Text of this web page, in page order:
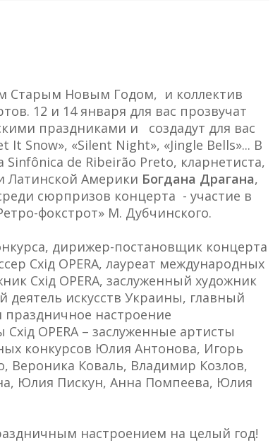
Старым Новым Годом, и коллектив
12 и 14 января для вас прозвучат
праздниками и создадут для вас
Snow», «Silent Night», «Jingle Bells»... В
de Ribeirão Preto, кларнетиста,
Латинской Америки Богдана Драгана,
сюрпризов концерта - участие в
фокстрот» М. Дубчинского.
дирижер-постановщик концерта
Схід OPERA, лауреат международных
Схід OPERA, заслуженный художник
искусств Украины, главный
настроение
OPERA – заслуженные артисты
конкурсов Юлия Антонова, Игорь
Вероника Коваль, Владимир Козлов,
Юлия Пискун, Анна Помпеева, Юлия
настроением на целый год!